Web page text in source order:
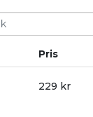
Pris
229 kr